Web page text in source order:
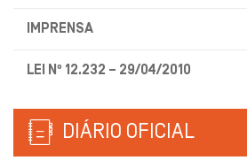
IMPRENSA
LEI Nº 12.232 – 29/04/2010
DIÁRIO OFICIAL